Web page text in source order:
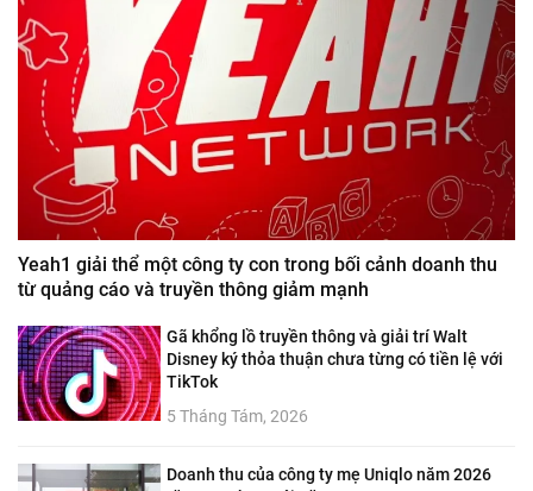
Yeah1 giải thể một công ty con trong bối cảnh doanh thu
từ quảng cáo và truyền thông giảm mạnh
Gã khổng lồ truyền thông và giải trí Walt
Disney ký thỏa thuận chưa từng có tiền lệ với
TikTok
5 Tháng Tám, 2026
Doanh thu của công ty mẹ Uniqlo năm 2026